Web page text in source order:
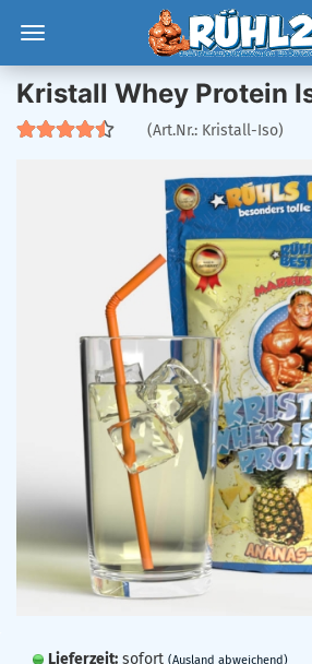
Kristall Whey Protein
(Art.Nr.: Kristall-Iso)
Lieferzeit: sofort (Ausland abweichend)